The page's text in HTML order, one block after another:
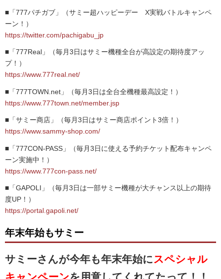
■「777パチガブ」（サミー超ハッピーデー X実戦バトルキャンペ
ーン！）
https://twitter.com/pachigabu_jp
■「777Real」（毎月3日はサミー機種全台が高設定の期待度アッ
プ！）
https://www.777real.net/
■「777TOWN.net」（毎月3日は全台全機種最高設定！）
https://www.777town.net/member.jsp
■「サミー商店」（毎月3日はサミー商店ポイント3倍！）
https://www.sammy-shop.com/
■「777CON-PASS」（毎月3日に使える予約チケット配布キャンペ
ーン実施中！）
https://www.777con-pass.net/
■「GAPOLI」（毎月3日は一部サミー機種が大チャンス以上の期待
度UP！）
https://portal.gapoli.net/
年末年始もサミー
サミーさんが今年も年末年始にスペシャル